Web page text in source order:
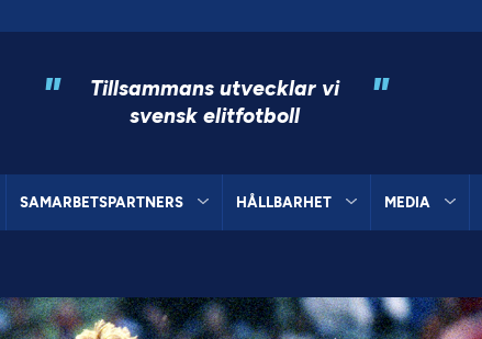
"
Tillsammans utvecklar vi
svensk elitfotboll
"
SAMARBETSPARTNERS HÅLLBARHET MEDIA